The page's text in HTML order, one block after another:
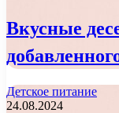
Вкусные
Детское питание
24.08.2024